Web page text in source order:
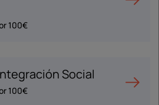
100€
Social
100€